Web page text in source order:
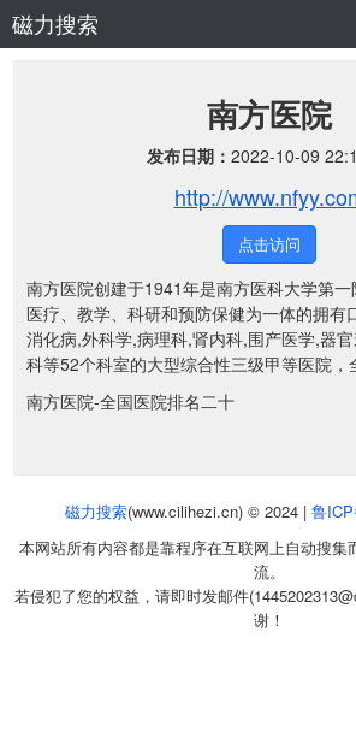
磁力搜索
南方医院
发布日期： 2022-10-09
http://
点击访问
南方医院创建于1941年是南方医科大学第
医疗、教学、科研和预防保健为一体的拥有
消化病,外科学,病理科,肾内科,围产医学,器
科等52个科室的大型综合性三级甲等医院，
南方医院-全国医院排名二十
磁力搜索(www.cilihezi.cn) © 2024 | 鲁
本网站所有内容都是靠程序在互联网上自动搜集
流。
若侵犯了您的权益，请即时发邮件
谢！